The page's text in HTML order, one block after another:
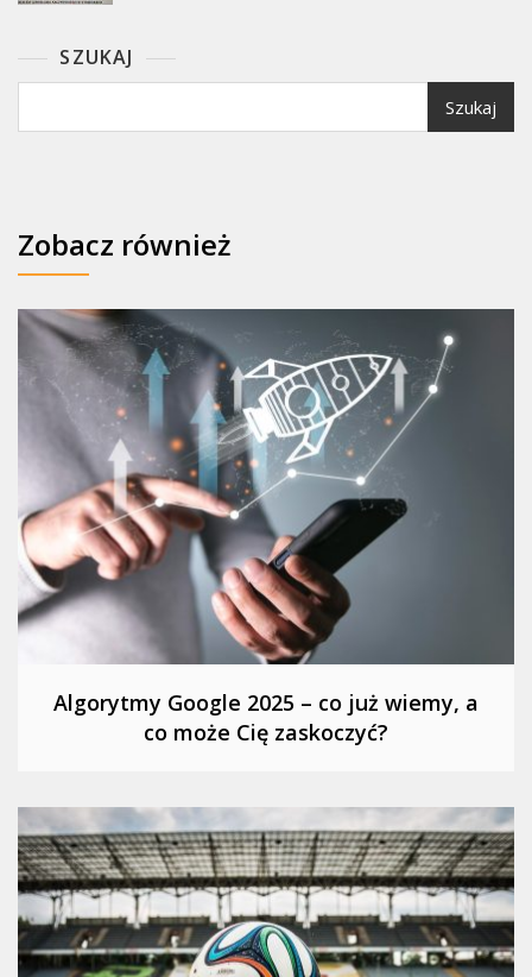
SZUKAJ
Szukaj
Zobacz również
Algorytmy Google 2025 – co już wiemy, a
co może Cię zaskoczyć?